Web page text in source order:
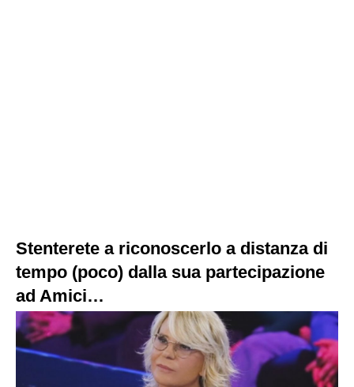
Stenterete a riconoscerlo a distanza di
tempo (poco) dalla sua partecipazione
ad Amici…